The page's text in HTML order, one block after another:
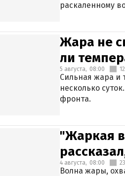
раскаленному
Жара не
ли
5 августа, 08:00
Сильная жара и
несколько
фронта.
"Жаркая
4 августа, 08:00
Волна жары,